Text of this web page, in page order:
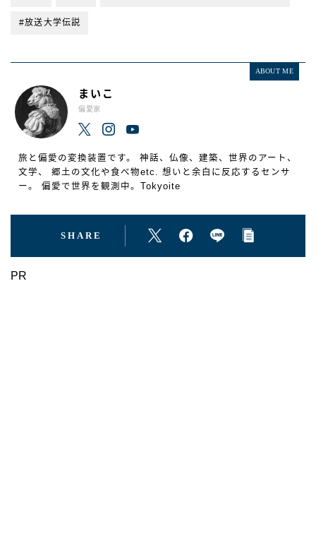
#放送大学伝説
ABOUT ME
まいこ
偏愛家
旅と偏愛の変換装置です。 神話、仏像、建築、世界のアート、
文学、 郷土の文化や食べ物etc. 想いと余白に反応するセンサ
ー。 偏愛で世界を観測中。Tokyoite
SHARE
PR